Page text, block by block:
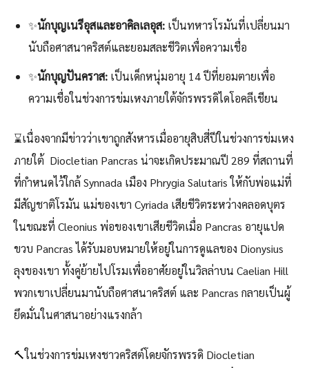
✨นักบุญเนรีอุสและอาคิลเลอุส: เป็นทหารโรมันที่เปลี่ยนมา
นับถือศาสนาคริสต์และยอมสละชีวิตเพื่อความเชื่อ
✨นักบุญปันคราส: เป็นเด็กหนุ่มอายุ 14 ปีที่ยอมตายเพื่อ
ความเชื่อในช่วงการข่มเหงภายใต้จักรพรรดิไดโอคลีเชียน
⌛เนื่องจากมีข่าวว่าเขาถูกสังหารเมื่ออายุสิบสี่ปีในช่วงการข่มเหง
ภายใต้ Diocletian Pancras น่าจะเกิดประมาณปี 289 ที่สถานที่
ที่กำหนดไว้ใกล้ Synnada เมือง Phrygia Salutaris ให้กับพ่อแม่ที่
มีสัญชาติโรมัน แม่ของเขา Cyriada เสียชีวิตระหว่างคลอดบุตร
ในขณะที่ Cleonius พ่อของเขาเสียชีวิตเมื่อ Pancras อายุแปด
ขวบ Pancras ได้รับมอบหมายให้อยู่ในการดูแลของ Dionysius
ลุงของเขา ทั้งคู่ย้ายไปโรมเพื่ออาศัยอยู่ในวิลล่าบน Caelian Hill
พวกเขาเปลี่ยนมานับถือศาสนาคริสต์ และ Pancras กลายเป็นผู้
ยึดมั่นในศาสนาอย่างแรงกล้า
🔨ในช่วงการข่มเหงชาวคริสต์โดยจักรพรรดิ Diocletian